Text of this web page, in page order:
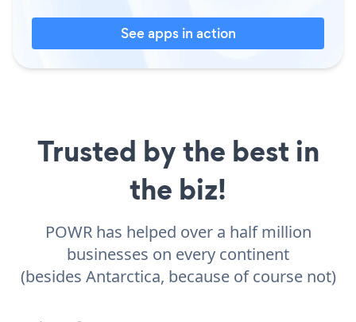
See apps in action
Trusted by the best in
the biz!
POWR has helped over a half million
businesses on every continent
(besides Antarctica, because of course not)